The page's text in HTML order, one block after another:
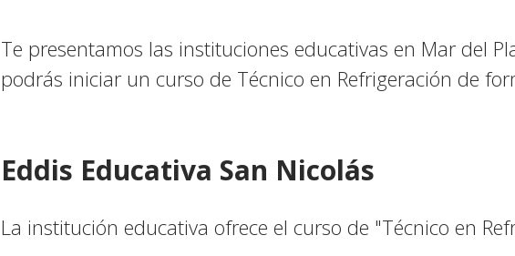
Te presentamos las instituciones educativas en Mar del
podrás iniciar un curso de Técnico en Refrigeración de
Eddis Educativa San Nicolás
La institución educativa ofrece el curso de "Técnico en